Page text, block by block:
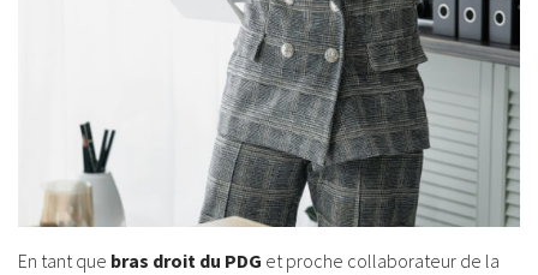
En tant que bras droit du PDG et proche collaborateur de la